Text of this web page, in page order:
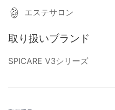
エステサロン
取り扱いブランド
SPICARE V3シリーズ